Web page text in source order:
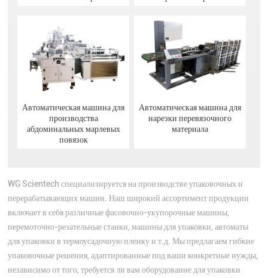
Автоматическая машина для
производства
абдоминальных марлевых
повязок
Автоматическая машина для
нарезки перевязочного
материала
WG Scientech специализируется на производстве упаковочных и
перерабатывающих машин. Наш широкий ассортимент продукции
включает в себя различные фасовочно-укупорочные машины,
перемоточно-резательные станки, машины для упаковки, автоматы
для упаковки в термоусадочную пленку и т.д. Мы предлагаем гибкие
упаковочные решения, адаптированные под ваши конкретные нужды,
независимо от того, требуется ли вам оборудование для упаковки